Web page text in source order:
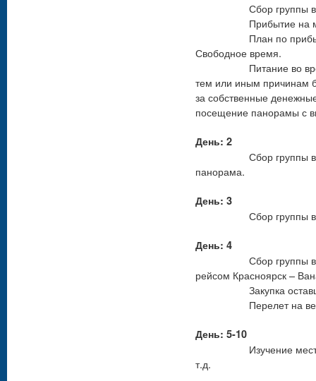
Сбор группы в
Прибытие на
План по прибытию:
Свободное время.
Питание во время
тем или иным причинам
за собственные
посещение панорамы с
День: 2
Сбор группы в фойе
панорама.
День: 3
Сбор группы в фойе
День: 4
Сбор группы в
рейсом Красноярск –
Закупка
Перелет на
День: 5-10
Изучение
т.д.